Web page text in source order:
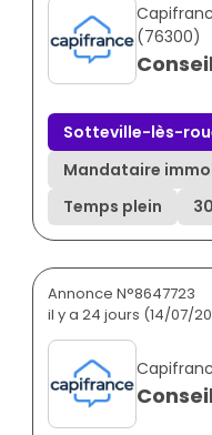
(76300)
Sotteville-lès-
Mandataire
Temps plein
Annonce N°8647723
il y a 24 jours (14/07/